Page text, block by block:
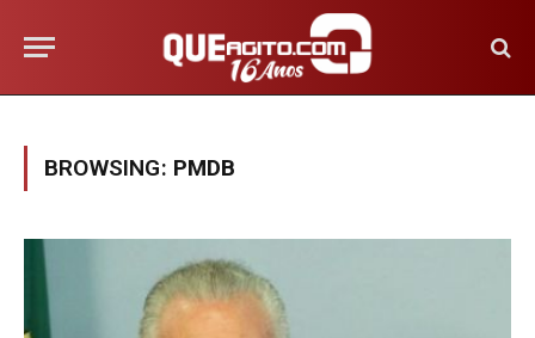
BROWSING: PMDB